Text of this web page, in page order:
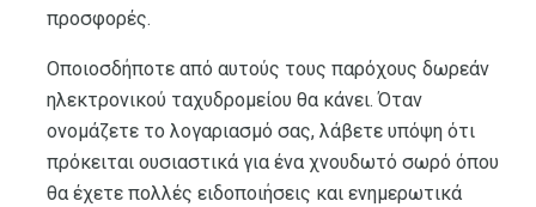
προσφορές.
Οποιοσδήποτε από αυτούς τους παρόχους δωρεάν
ηλεκτρονικού ταχυδρομείου θα κάνει. Όταν
ονομάζετε το λογαριασμό σας, λάβετε υπόψη ότι
πρόκειται ουσιαστικά για ένα χνουδωτό σωρό όπου
θα έχετε πολλές ειδοποιήσεις και ενημερωτικά